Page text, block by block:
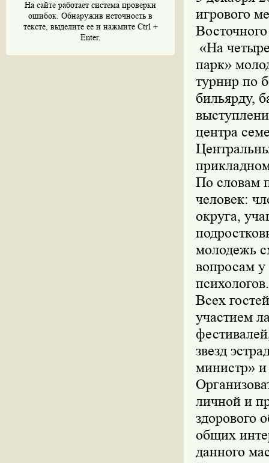
На сайте работает система проверки
ошибок. Обнаружив неточность в
тексте, выделите ее и нажмите Ctrl +
Enter.
игрового
«На
парк»
турнир по
бильярду,
центра
По словам
человек:
округа,
молодежь
вопросам
психологов.
Всех
участием
звезд
министр» и
личной и
здорового
общих
данного